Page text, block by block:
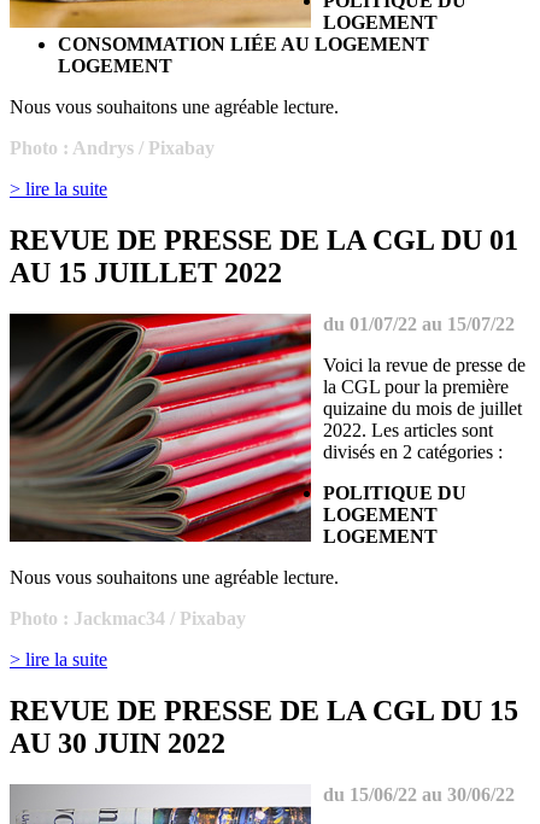
LOGEMENT
CONSOMMATION LIÉE AU LOGEMENT
LOGEMENT
Nous vous souhaitons une agréable lecture.
Photo : Andrys / Pixabay
> lire la suite
REVUE DE PRESSE DE LA CGL DU 01
AU 15 JUILLET 2022
du 01/07/22 au 15/07/22
Voici la revue de presse de
la CGL pour la première
quizaine du mois de juillet
2022. Les articles sont
divisés en 2 catégories :
POLITIQUE DU
LOGEMENT
LOGEMENT
Nous vous souhaitons une agréable lecture.
Photo : Jackmac34 / Pixabay
> lire la suite
REVUE DE PRESSE DE LA CGL DU 15
AU 30 JUIN 2022
du 15/06/22 au 30/06/22